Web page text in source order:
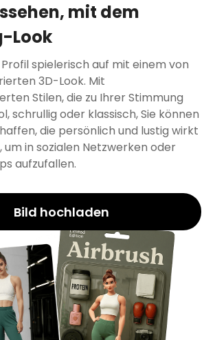
mit dem
Look
spielerisch auf mit einem von
3D-Look. Mit
Stilen, die zu Ihrer Stimmung
schrullig oder klassisch, Sie können
die persönlich und lustig wirkt
in sozialen Netzwerken oder
aufzufallen.
Bild hochladen